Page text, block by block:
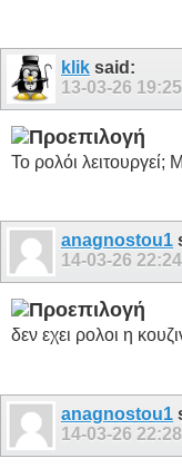
klik said:
13-03-26 19:25
Το ρολόι
anagnostou1
14-03-26 22:24
δεν εχει ρολοι η
anagnostou1
14-03-26 22:28